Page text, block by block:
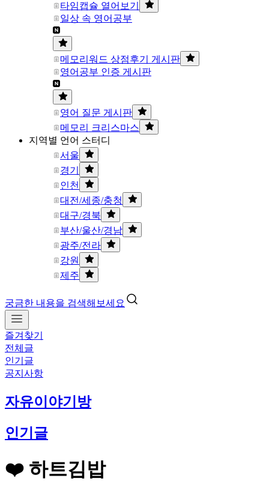
타임캡슐 열어보기
일상 속 영어공부
메모리워드 상점후기 게시판
영어공부 인증 게시판
영어 질문 게시판
메모리 크리스마스
지역별 언어 스터디
서울
경기
인천
대전/세종/충청
대구/경북
부산/울산/경남
광주/전라
강원
제주
궁금한 내용을 검색해보세요
즐겨찾기
전체글
인기글
공지사항
자유이야기방
인기글
❤️ 하트김밥